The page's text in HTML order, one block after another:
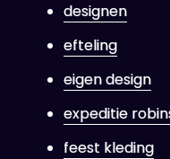
designen
efteling
eigen design
expeditie
feest kleding